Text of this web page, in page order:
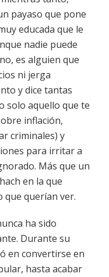
payaso que pone
educada que le
nadie puede
es alguien que
ni jerga
y dice tantas
solo aquello que te
inflación,
criminales) y
para irritar a
Más que un
en la que
que querían ver.
ha sido
Durante su
en convertirse en
hasta acabar